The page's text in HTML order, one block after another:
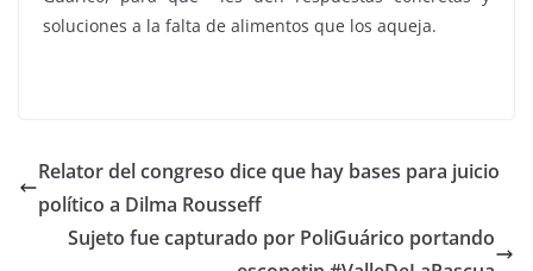
soluciones a la falta de alimentos que los aqueja.
Relator del congreso dice que hay bases para juicio
político a Dilma Rousseff
Sujeto fue capturado por PoliGuárico portando